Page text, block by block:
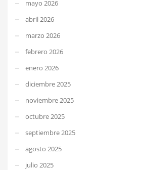
mayo 2026
abril 2026
marzo 2026
febrero 2026
enero 2026
diciembre 2025
noviembre 2025
octubre 2025
septiembre 2025
agosto 2025
julio 2025